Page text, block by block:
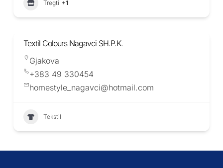
Tregti +1
Textil Colours Nagavci SH.P.K.
Gjakova
+383 49 330454
homestyle_nagavci@hotmail.com
Tekstil